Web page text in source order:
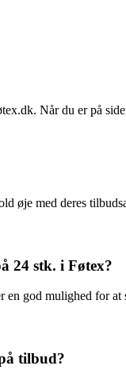
Når du er på
øje med deres
24 stk. i Føtex?
god mulighed for at
tilbud?